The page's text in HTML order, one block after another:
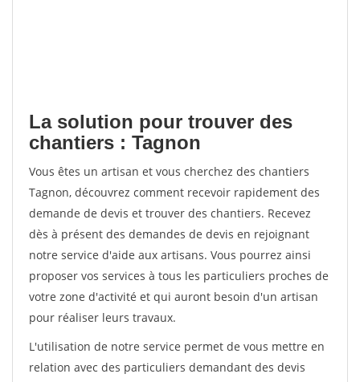
La solution pour trouver des
chantiers : Tagnon
Vous êtes un artisan et vous cherchez des chantiers
Tagnon, découvrez comment recevoir rapidement des
demande de devis et trouver des chantiers. Recevez
dès à présent des demandes de devis en rejoignant
notre service d'aide aux artisans. Vous pourrez ainsi
proposer vos services à tous les particuliers proches de
votre zone d'activité et qui auront besoin d'un artisan
pour réaliser leurs travaux.
L'utilisation de notre service permet de vous mettre en
relation avec des particuliers demandant des devis